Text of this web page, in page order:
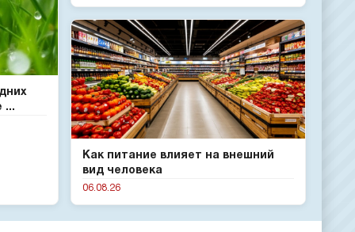
...
Как питание влияет на внешний
вид человека
06.08.26